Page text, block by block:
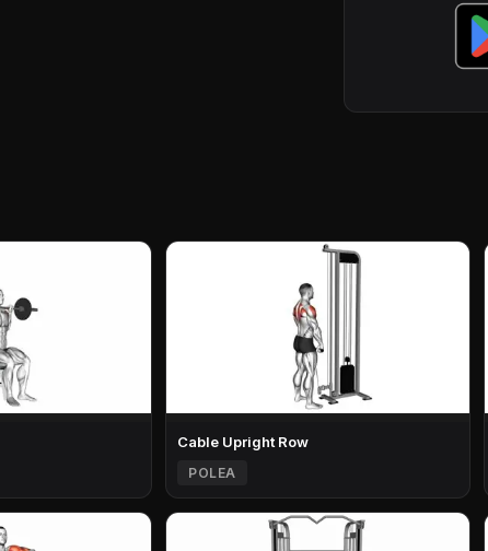
Cable Upright Row
POLEA